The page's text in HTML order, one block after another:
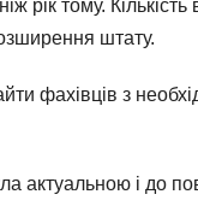
рік тому.
штату.
фахівців з
актуальною і до